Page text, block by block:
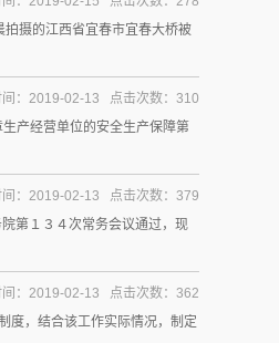
摄的江西省宜春市宜春大桥被
产经营单位的安全生产保障第
间：2019-02-13 点击次数：310
第１３４次常务会议通过，现
间：2019-02-13 点击次数：379
度，结合该工作实际情况，制定
间：2019-02-13 点击次数：362